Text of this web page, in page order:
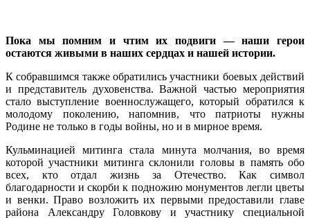
Пока мы помним и чтим их подвиги — наши герои
остаются живыми в наших сердцах и нашей истории.
К собравшимся также обратились участники боевых действий
и представитель духовенства. Важной частью мероприятия
стало выступление военнослужащего, который обратился к
молодому поколению, напомнив, что патриоты нужны
Родине не только в годы войны, но и в мирное время.
Кульминацией митинга стала минута молчания, во время
которой участники митинга склонили головы в память обо
всех, кто отдал жизнь за Отечество. Как символ
благодарности и скорби к подножию монументов легли цветы
и венки. Право возложить их первыми предоставили главе
района Александру Головкову и участнику специальной